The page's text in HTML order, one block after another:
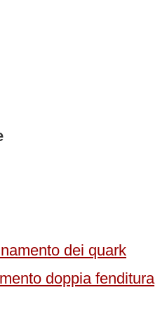
dei quark
doppia fenditura